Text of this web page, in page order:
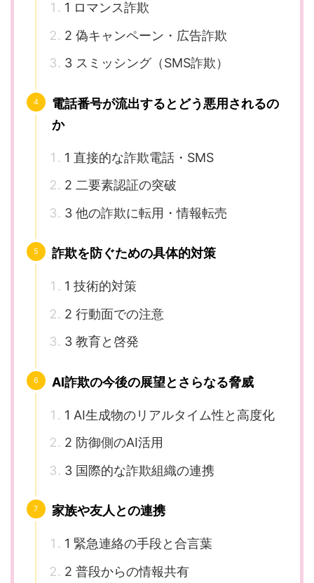
1 ロマンス詐欺
2 偽キャンペーン・広告詐欺
3 スミッシング（SMS詐欺）
電話番号が流出するとどう悪用されるの
か
1 直接的な詐欺電話・SMS
2 二要素認証の突破
3 他の詐欺に転用・情報転売
詐欺を防ぐための具体的対策
1 技術的対策
2 行動面での注意
3 教育と啓発
AI詐欺の今後の展望とさらなる脅威
1 AI生成物のリアルタイム性と高度化
2 防御側のAI活用
3 国際的な詐欺組織の連携
家族や友人との連携
1 緊急連絡の手段と合言葉
2 普段からの情報共有